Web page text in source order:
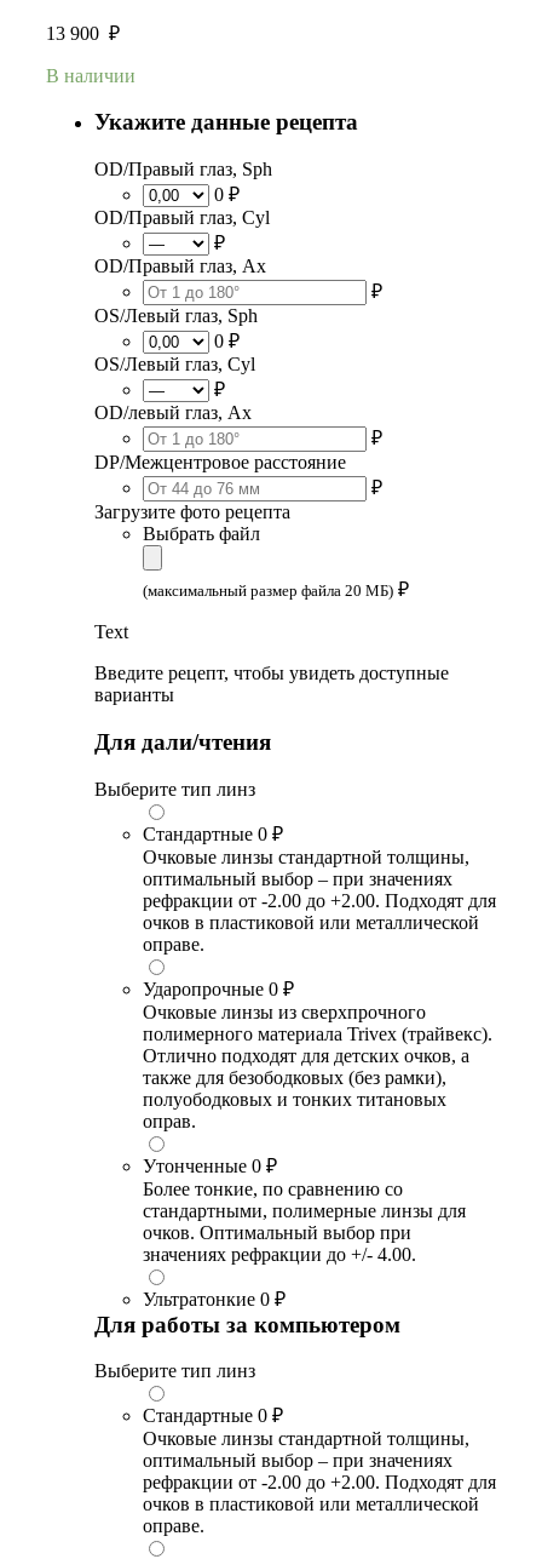
13 900 ₽
В наличии
Укажите данные рецепта
OD/Правый глаз, Sph
0 ₽
OD/Правый глаз, Cyl
₽
OD/Правый глаз, Ax
₽
OS/Левый глаз, Sph
0 ₽
OS/Левый глаз, Cyl
₽
OD/левый глаз, Ax
₽
DP/Межцентровое расстояние
₽
Загрузите фото рецепта
Выбрать файл
(максимальный размер файла 20 МБ) ₽
Text
Введите рецепт, чтобы увидеть доступные
варианты
Для дали/чтения
Выберите тип линз
Стандартные 0 ₽
Очковые линзы стандартной толщины,
оптимальный выбор – при значениях
рефракции от -2.00 до +2.00. Подходят для
очков в пластиковой или металлической
оправе.
Ударопрочные 0 ₽
Очковые линзы из сверхпрочного
полимерного материала Trivex (трайвекс).
Отлично подходят для детских очков, а
также для безободковых (без рамки),
полуободковых и тонких титановых
оправ.
Утонченные 0 ₽
Более тонкие, по сравнению со
стандартными, полимерные линзы для
очков. Оптимальный выбор при
значениях рефракции до +/- 4.00.
Ультратонкие 0 ₽
Для работы за компьютером
Выберите тип линз
Стандартные 0 ₽
Очковые линзы стандартной толщины,
оптимальный выбор – при значениях
рефракции от -2.00 до +2.00. Подходят для
очков в пластиковой или металлической
оправе.